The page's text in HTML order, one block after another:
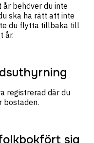
behöver du inte
ska ha rätt att inte
du flytta tillbaka till
år.
registrerad där du
bostaden.
sig